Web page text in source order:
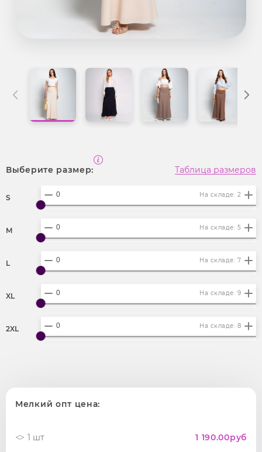
Выберите размер: Таблица размеров
S На складе: 2
M На складе: 5
L На складе: 7
XL На складе: 9
2XL На складе: 8
Мелкий опт цена:
1 шт 1 190.00руб